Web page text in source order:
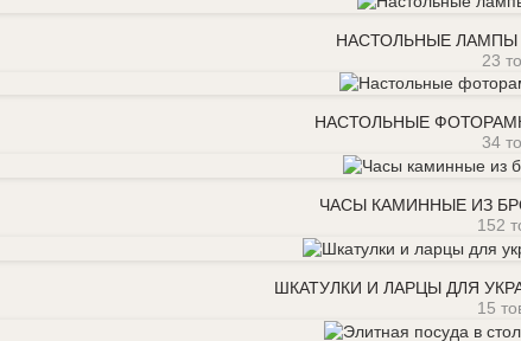
НАСТОЛЬНЫЕ ЛАМПЫ
23
НАСТОЛЬНЫЕ
34
Настольные
ЧАСЫ КАМИННЫЕ ИЗ
152
Часы каминные из
ШКАТУЛКИ И ЛАРЦЫ ДЛЯ
15
Шкатулки и ларцы для
Элитная посуда в